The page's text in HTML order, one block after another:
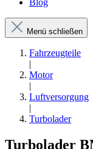
Menü schließen
Fahrzeugteile
|
Motor
|
Luftversorgung
|
Turbolader
Turbolader